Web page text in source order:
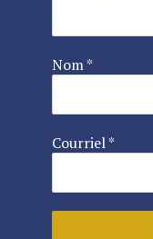
Nom*
Courriel*